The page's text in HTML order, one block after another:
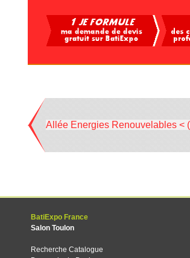
Allée Energies Renouvelables <
BatiExpo France
Salon Toulon
Recherche Catalogue